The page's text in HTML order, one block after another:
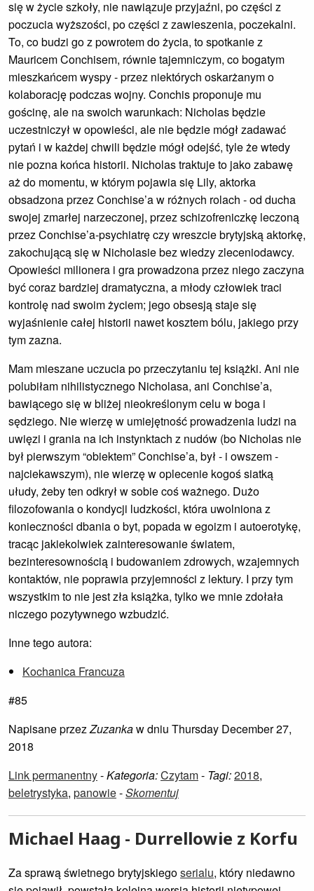
się w życie szkoły, nie nawiązuje przyjaźni, po części z
poczucia wyższości, po części z zawieszenia, poczekalni.
To, co budzi go z powrotem do życia, to spotkanie z
Mauricem Conchisem, równie tajemniczym, co bogatym
mieszkańcem wyspy - przez niektórych oskarżanym o
kolaborację podczas wojny. Conchis proponuje mu
gościnę, ale na swoich warunkach: Nicholas będzie
uczestniczył w opowieści, ale nie będzie mógł zadawać
pytań i w każdej chwili będzie mógł odejść, tyle że wtedy
nie pozna końca historii. Nicholas traktuje to jako zabawę
aż do momentu, w którym pojawia się Lily, aktorka
obsadzona przez Conchise’a w różnych rolach - od ducha
swojej zmarłej narzeczonej, przez schizofreniczkę leczoną
przez Conchise’a-psychiatrę czy wreszcie brytyjską aktorkę,
zakochującą się w Nicholasie bez wiedzy zleceniodawcy.
Opowieści milionera i gra prowadzona przez niego zaczyna
być coraz bardziej dramatyczna, a młody człowiek traci
kontrolę nad swoim życiem; jego obsesją staje się
wyjaśnienie całej historii nawet kosztem bólu, jakiego przy
tym zazna.
Mam mieszane uczucia po przeczytaniu tej książki. Ani nie
polubiłam nihilistycznego Nicholasa, ani Conchise’a,
bawiącego się w bliżej nieokreślonym celu w boga i
sędziego. Nie wierzę w umiejętność prowadzenia ludzi na
uwięzi i grania na ich instynktach z nudów (bo Nicholas nie
był pierwszym “obiektem” Conchise’a, był - i owszem -
najciekawszym), nie wierzę w oplecenie kogoś siatką
ułudy, żeby ten odkrył w sobie coś ważnego. Dużo
filozofowania o kondycji ludzkości, która uwolniona z
konieczności dbania o byt, popada w egoizm i autoerotykę,
tracąc jakiekolwiek zainteresowanie światem,
bezinteresownością i budowaniem zdrowych, wzajemnych
kontaktów, nie poprawia przyjemności z lektury. I przy tym
wszystkim to nie jest zła książka, tylko we mnie zdołała
niczego pozytywnego wzbudzić.
Inne tego autora:
Kochanica Francuza
#85
Napisane przezZuzankaw dniu Thursday December 27,
2018
Link permanentny-Kategoria:Czytam- Tagi:2018,
beletrystyka, panowie-Skomentuj
Michael Haag - Durrellowie z Korfu
Za sprawą świetnego brytyjskiegoserialu, który niedawno